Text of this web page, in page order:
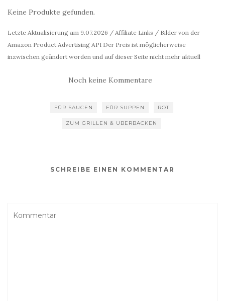
Keine Produkte gefunden.
Letzte Aktualisierung am 9.07.2026 / Affiliate Links / Bilder von der
Amazon Product Advertising API Der Preis ist möglicherweise
inzwischen geändert worden und auf dieser Seite nicht mehr aktuell
Noch keine Kommentare
FÜR SAUCEN FÜR SUPPEN ROT
ZUM GRILLEN & ÜBERBACKEN
SCHREIBE EINEN KOMMENTAR